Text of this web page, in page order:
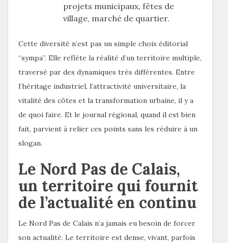
projets municipaux, fêtes de
village, marché de quartier.
Cette diversité n’est pas un simple choix éditorial
“sympa”. Elle reflète la réalité d’un territoire multiple,
traversé par des dynamiques très différentes. Entre
l’héritage industriel, l’attractivité universitaire, la
vitalité des côtes et la transformation urbaine, il y a
de quoi faire. Et le journal régional, quand il est bien
fait, parvient à relier ces points sans les réduire à un
slogan.
Le Nord Pas de Calais,
un territoire qui fournit
de l’actualité en continu
Le Nord Pas de Calais n’a jamais eu besoin de forcer
son actualité. Le territoire est dense, vivant, parfois